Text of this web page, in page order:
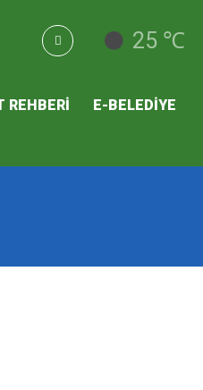
25 ℃
REHBERİ E-BELEDİYE